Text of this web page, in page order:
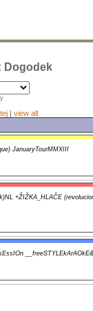
Dogodek
| view all
TheRodeoIdiotEngine(Basque) JanuaryTourMMXIII‏
+ŽIŽKA_HLAČE